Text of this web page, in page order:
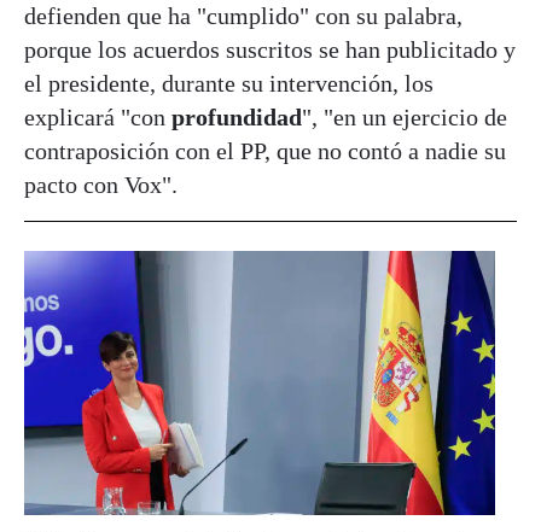
defienden que ha "cumplido" con su palabra,
porque los acuerdos suscritos se han publicitado y
el presidente, durante su intervención, los
explicará "con profundidad", "en un ejercicio de
contraposición con el PP, que no contó a nadie su
pacto con Vox".